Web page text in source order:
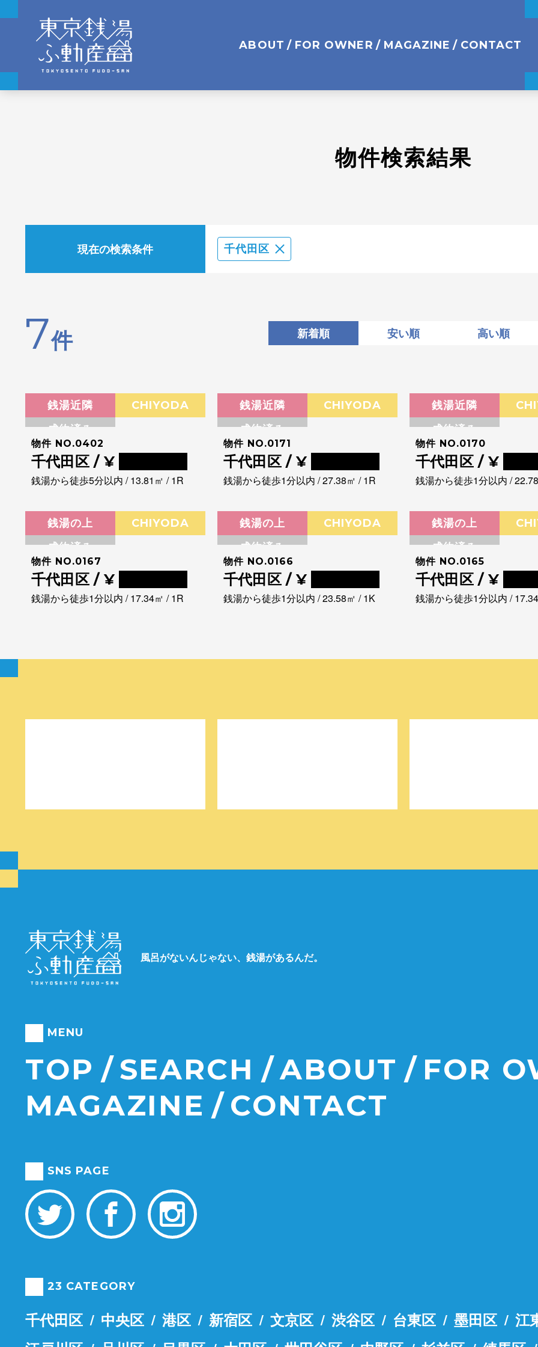
ABOUT FOR OWNER MAGAZINE CONTACT
物件検索結果
現在の検索条件 千代田区
7件 新着順 安い順 高い順
銭湯近隣
CHIYODA
成約済み
物件 NO.0402
千代田区 / ¥
銭湯から徒歩5分以内 / 13.81㎡ / 1R
銭湯近隣
CHIYODA
成約済み
物件 NO.0171
千代田区 / ¥
銭湯から徒歩1分以内 / 27.38㎡ / 1R
銭湯近隣
成約済み
物件 NO.0170
千代田区 / ¥
銭湯から徒歩1分以内 /
銭湯の上
CHIYODA
成約済み
物件 NO.0167
千代田区 / ¥
銭湯から徒歩1分以内 / 17.34㎡ / 1R
銭湯の上
CHIYODA
成約済み
物件 NO.0166
千代田区 / ¥
銭湯から徒歩1分以内 / 23.58㎡ / 1K
銭湯の上
成約済み
物件 NO.0165
千代田区 / ¥
銭湯から徒歩1分以内 /
風呂がないんじゃない、銭湯があるんだ。
MENU
TOP SEARCH ABOUT
FOR
MAGAZINE
CONTACT
SNS PAGE
23 CATEGORY
千代田区 中央区 港区 新宿区 文京区 渋谷区 台東区 墨田区 江